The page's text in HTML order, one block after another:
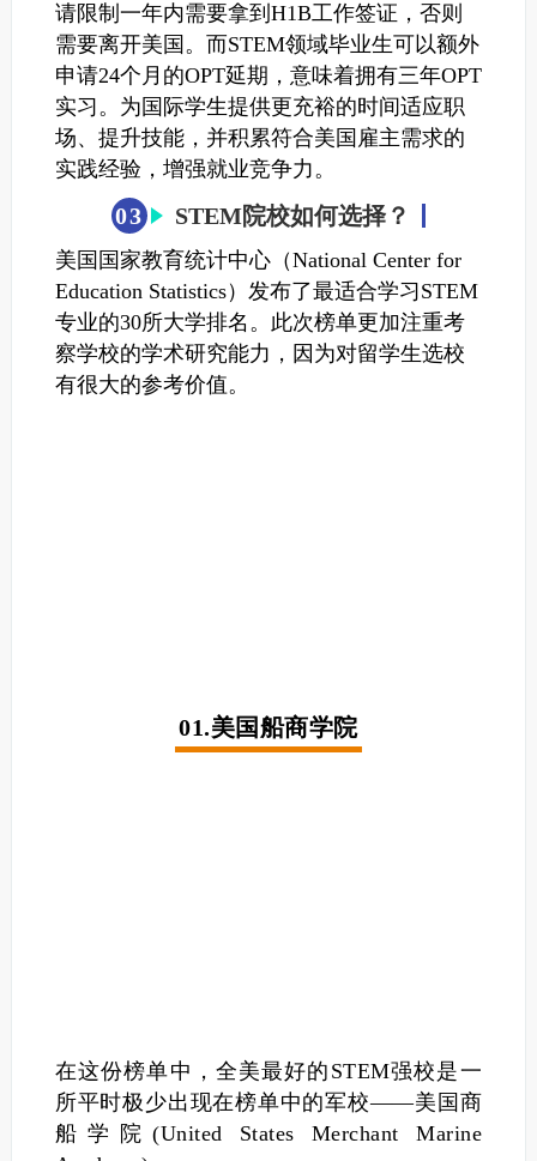
请限制一年内需要拿到H1B工作签证，否则
需要离开美国。 而STEM领域毕业生可以额外
申请24个月的OPT延期，意味着拥有三年OPT
实习。为国际学生提供更充裕的时间适应职
场、提升技能，并积累符合美国雇主需求的
实践经验，增强就业竞争力‌。
03 STEM院校如何选择？
美国国家教育统计中心（National Center for
Education Statistics）发布了最适合学习STEM
专业的30所大学排名。 此次榜单更加注重考
察学校的学术研究能力，因为对留学生选校
有很大的参考价值。
01.美国船商学院
在这份榜单中，全美最好的STEM强校是一
所平时极少出现在榜单中的军校——美国商
船学院(United States Merchant Marine